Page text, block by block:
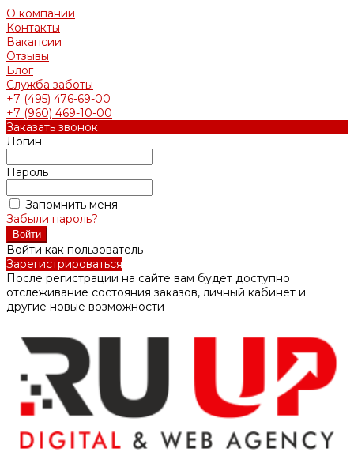
О компании
Контакты
Вакансии
Отзывы
Блог
Служба заботы
+7 (495) 476-69-00
+7 (960) 469-10-00
Заказать звонок
Логин
Пароль
Запомнить меня
Забыли пароль?
Войти как пользователь
Зарегистрироваться
После регистрации на сайте вам будет доступно
отслеживание состояния заказов, личный кабинет и
другие новые возможности